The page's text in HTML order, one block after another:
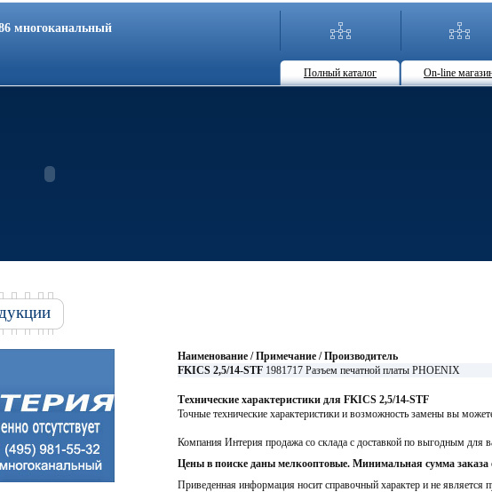
многоканальный
Полный каталог On-line
Наименование / Примечание / Производитель
FKICS 2,5/14-STF 1981717 Разъем печатной платы PHOENIX
Технические характеристики для FKICS 2,5/14-STF
Точные технические характеристики и возможность замены вы
Компания Интерия продажа со склада с доставкой по выгодным для
Цены в поиске даны мелкооптовые. Минимальная сумма заказа
Приведенная информация носит справочный характер и не является